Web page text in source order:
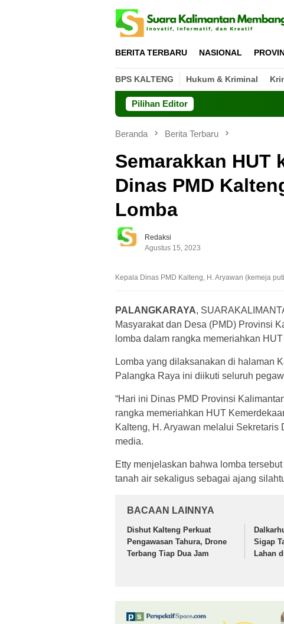
BERITA TERBARU NASIONAL
BPS KALTENG Hukum & Kriminal
Pilihan Editor
Beranda Berita Terbaru
Semarakkan HUT
Dinas PMD
Lomba
Redaksi
Agustus 15, 2023
Kepala Dinas PMD Kalteng, H. Aryawan (kemeja
PALANGKARAYA,
Masyarakat dan Desa (PMD) Provinsi
lomba dalam rangka memeriahkan
Lomba yang dilaksanakan di halaman
Palangka Raya ini diikuti seluruh
“Hari ini Dinas PMD Provinsi
rangka memeriahkan HUT
Kalteng, H. Aryawan melalui
media.
Etty menjelaskan bahwa lomba
tanah air sekaligus sebagai ajang
BACAAN LAINNYA
Dishut Kalteng Perkuat
Pengawasan Tahura, Drone
Terbang Tiap Dua Jam
Sigap
Lahan